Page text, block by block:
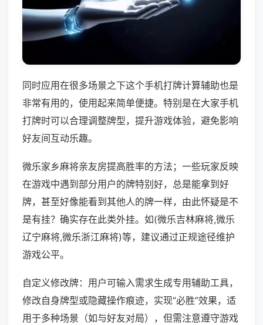
同时应用在很多场景之下这个手机打牌计算辅助也是
非常有用的，使用起来简单便捷。特别是在大家手机
打牌时可以合理调整牌型，提升游戏体验，避免影响
好友间互动乐趣。
微乐家乡麻将亲友房提高胜率的方法；一些玩家反映
在游戏中遇到部分用户的牌特别好，总是能拿到好
牌，甚至好像能看到其他人的牌一样，由此怀疑是不
是有挂？确实存在此类外挂。如(微乐吉林麻将,微乐
辽宁麻将,微乐浙江麻将)等，建议通过正规途径维护
游戏公平。
自定义修改牌：用户可输入需求生成专用辅助工具，
修改自身牌型或隐藏操作痕迹，实现“必胜”效果，适
用于多种场景（如与好友对局），但需注意遵守游戏